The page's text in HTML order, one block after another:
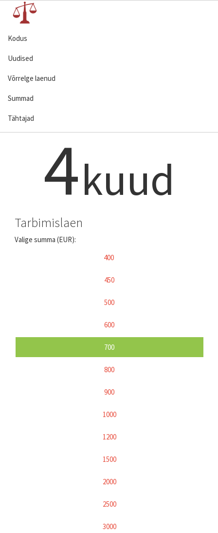
Kodus
Uudised
Võrrelge laenud
Summad
Tähtajad
4kuud
Tarbimislaen
Valige summa (EUR):
400
450
500
600
700
800
900
1000
1200
1500
2000
2500
3000